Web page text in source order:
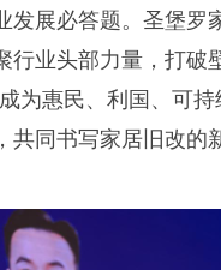
展必答题。圣堡罗
业头部力量，打破
为惠民、利国、可
同书写家居旧改的